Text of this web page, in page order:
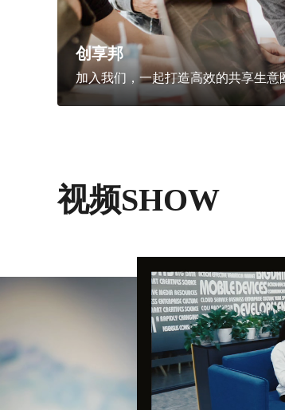
创享邦
加入我们，一起打造高效的共享生意
视频SHOW